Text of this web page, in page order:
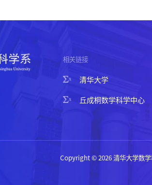
相关链接
清华大学
丘成桐数学科学中心
Copyright © 2026 清华大学数